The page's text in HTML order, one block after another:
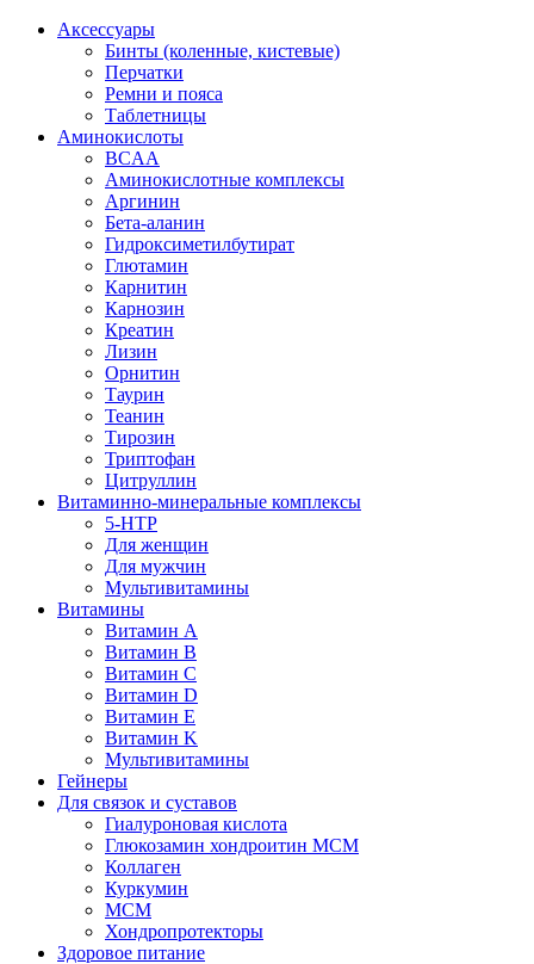
Аксессуары
Бинты (коленные, кистевые)
Перчатки
Ремни и пояса
Таблетницы
Аминокислоты
BCAA
Аминокислотные комплексы
Аргинин
Бета-аланин
Гидроксиметилбутират
Глютамин
Карнитин
Карнозин
Креатин
Лизин
Орнитин
Таурин
Теанин
Тирозин
Триптофан
Цитруллин
Витаминно-минеральные комплексы
5-HTP
Для женщин
Для мужчин
Мультивитамины
Витамины
Витамин A
Витамин B
Витамин C
Витамин D
Витамин E
Витамин K
Мультивитамины
Гейнеры
Для связок и суставов
Гиалуроновая кислота
Глюкозамин хондроитин МСМ
Коллаген
Куркумин
МСМ
Хондропротекторы
Здоровое питание